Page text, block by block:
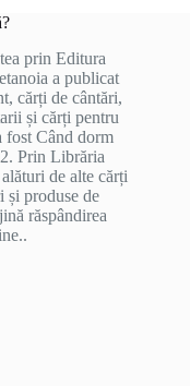
prin Editura
a publicat
cărți de cântări,
și cărți pentru
fost Când dorm
Prin Librăria
de alte cărți
și produse de
răspândirea